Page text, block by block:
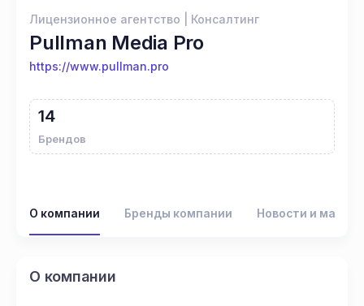
Лицензионное агентство | Консалтинг
Pullman Media Pro
https://www.pullman.pro
14
Брендов
О компании Бренды компании Новости и
О компании